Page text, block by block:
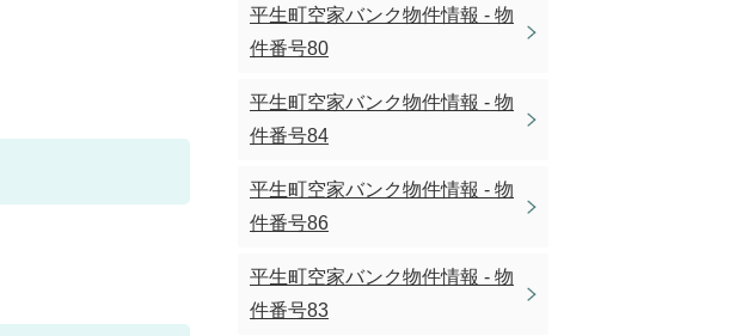
平生町空家バンク物件情報 - 物
件番号80
平生町空家バンク物件情報 - 物
件番号84
平生町空家バンク物件情報 - 物
件番号86
平生町空家バンク物件情報 - 物
件番号83